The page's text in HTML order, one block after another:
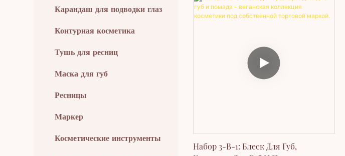
Карандаш для подводки глаз
Контурная косметика
Тушь для ресниц
Маска для губ
Ресницы
Маркер
Косметические инструменты
Под Собственной Торговой Маркой |
Thincen
кокос, ваниль). Упаковка: Стандартные тубы,
экологичные бумажные тубы или контейнеры
Набор 3-В-1: Блеск Для Губ,